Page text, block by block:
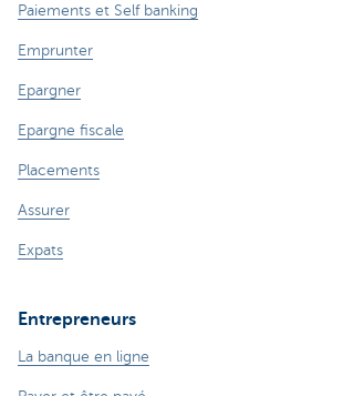
Paiements et Self banking
Emprunter
Epargner
Epargne fiscale
Placements
Assurer
Expats
Entrepreneurs
La banque en ligne